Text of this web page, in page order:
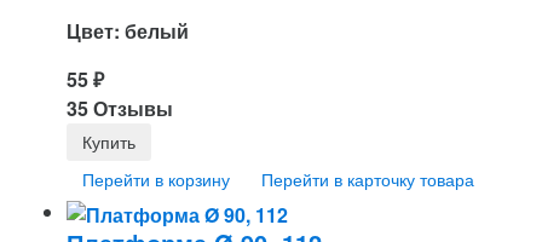
Цвет: белый
55₽
35 Отзывы
Перейти в корзину Перейти в карточку товара